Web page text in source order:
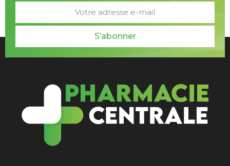
S’abonner